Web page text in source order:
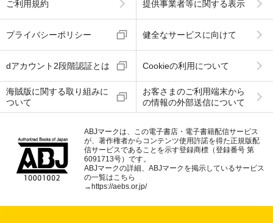
ご利用規約 提供事業者等に関する表示
プライバシーポリシー 健全なサービスに向けて
dアカウント2段階認証とは Cookieの利用について
海賊版に関する取り組みに
ついて
お客さまのご利用端末から
の情報の外部送信について
ABJマークは、この電子書店・電子書籍配信サービス
が、著作権者からコンテンツ使用許諾を得た正規版配
信サービスであることを示す登録商標（登録番号 第
6091713号）です。
ABJマークの詳細、ABJマークを掲示しているサービス
の一覧はこちら
→https://aebs.or.jp/